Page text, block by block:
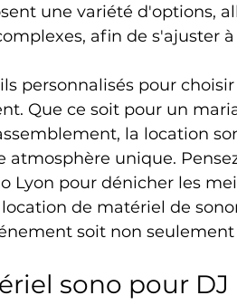
une variété d'options,
afin de s'ajuster
personnalisés pour choisir
Que ce soit pour un
la location
unique.
Lyon pour dénicher les
de matériel de
soit non seulement
sono pour DJ